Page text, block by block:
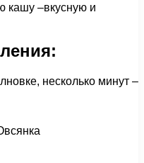
кашу –вкусную и
несколько минут –